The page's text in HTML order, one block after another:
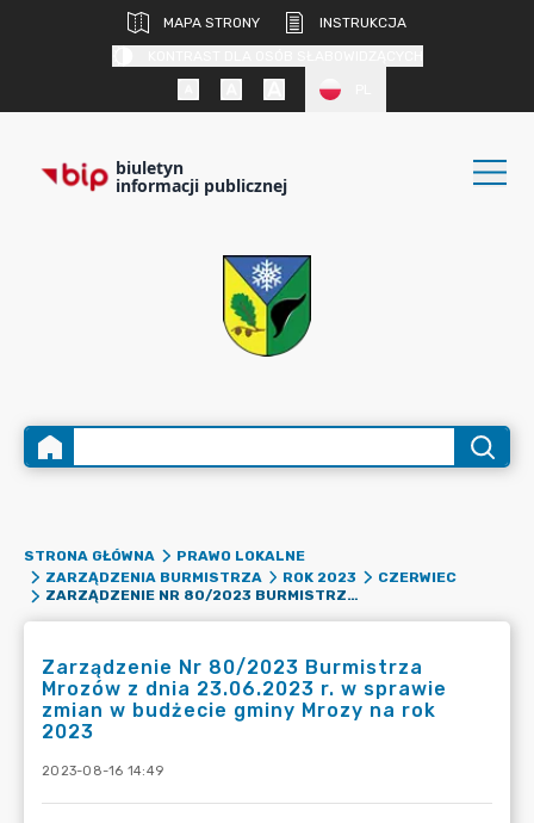
MAPA STRONY
INSTRUKCJA
biuletyn
informacji publicznej
STRONA GŁÓWNA
PRAWO LOKALNE
ZARZĄDZENIA BURMISTRZA
ROK 2023
CZERWIEC
ZARZĄDZENIE NR 80/2023 BURMISTRZA MROZÓW Z DNIA 23.06.2023 R. W SPRAWIE ZMIAN W BUDŻECIE GMINY MROZY NA ROK 2023
Zarządzenie Nr 80/2023 Burmistrza
Mrozów z dnia 23.06.2023 r. w sprawie
zmian w budżecie gminy Mrozy na rok
2023
2023-08-16 14:49